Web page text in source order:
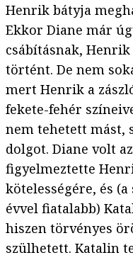
Henrik bátyja
Ekkor Diane már
csábításnak,
történt. De nem
mert Henrik a
fekete-fehér
nem tehetett mást,
dolgot. Diane volt
figyelmeztette
kötelességére, és
évvel fiatalabb)
hiszen törvényes
szülhetett. Katalin